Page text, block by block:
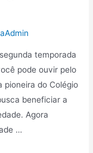
temporada
pode ouvir pelo
pioneira do Colégio
beneficiar a
Agora
…